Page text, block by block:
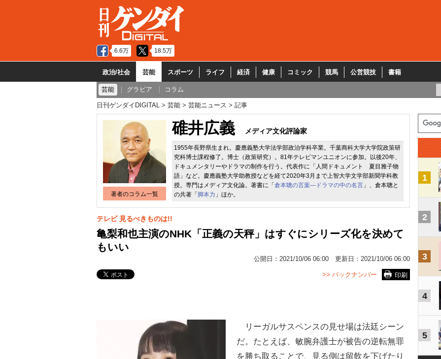
6.6万 18.5万
政治/社会 芸能 スポーツ ライフ 経済 健康 コミック 競馬 公営競技 書籍
芸能 グラビア コラム
日刊ゲンダイDIGITAL 芸能 芸能ニュース 記事
著者のコラム一覧
碓井広義 メディア文化評論家
1955年長野県生まれ。慶應義塾大学法学部政治学科卒業。千葉商科大学大学院政策研
究科博士課程修了。博士（政策研究）。81年テレビマンユニオンに参加。以後20年、
ドキュメンタリーやドラマの制作を行う。代表作に「人間ドキュメント 夏目雅子物
語」など。慶應義塾大学助教授などを経て2020年3月まで上智大学文学部新聞学科教
授。専門はメディア文化論。著書に「 倉本聰の言葉―ドラマの中の名言 」、倉本聰と
の共著「 脚本力 」ほか。
テレビ 見るべきものは!!
亀梨和也主演のNHK「正義の天秤」はすぐにシリーズ化を決めて
もいい
公開日： 2021/10/06 06:00 更新日： 2021/10/06 06:00
印刷
>> バックナンバー
リーガルサスペンスの見せ場は法廷シーン
だ。たとえば、敏腕弁護士が被告の逆転無罪
を勝ち取ることで、見る側は留飲を下げたり
1
2
3
4
5